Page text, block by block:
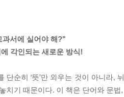
과서에 실어야 해?"
각인되는 새로운 방식!
단순히 ‘뜻’만 외우는 것이 아니라,
치기 때문이다. 이 책은 단어와 문